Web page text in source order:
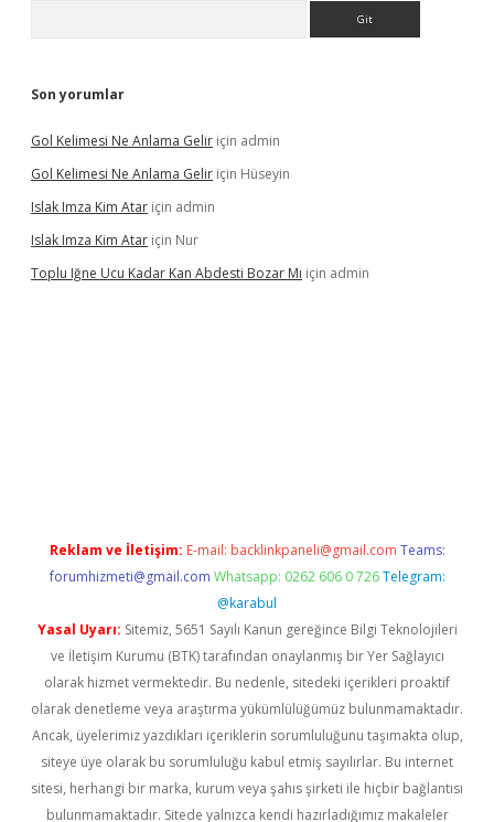
Son yorumlar
Gol Kelimesi Ne Anlama Gelir için admin
Gol Kelimesi Ne Anlama Gelir için Hüseyin
Islak Imza Kim Atar için admin
Islak Imza Kim Atar için Nur
Toplu Iğne Ucu Kadar Kan Abdesti Bozar Mı için admin
Reklam ve İletişim: E-mail: backlinkpaneli@gmail.com Teams:
forumhizmeti@gmail.com Whatsapp: 0262 606 0 726 Telegram:
@karabul
Yasal Uyarı: Sitemiz, 5651 Sayılı Kanun gereğince Bilgi Teknolojileri
ve İletişim Kurumu (BTK) tarafından onaylanmış bir Yer Sağlayıcı
olarak hizmet vermektedir. Bu nedenle, sitedeki içerikleri proaktif
olarak denetleme veya araştırma yükümlülüğümüz bulunmamaktadır.
Ancak, üyelerimiz yazdıkları içeriklerin sorumluluğunu taşımakta olup,
siteye üye olarak bu sorumluluğu kabul etmiş sayılırlar. Bu internet
sitesi, herhangi bir marka, kurum veya şahıs şirketi ile hiçbir bağlantısı
bulunmamaktadır. Sitede yalnızca kendi hazırladığımız makaleler